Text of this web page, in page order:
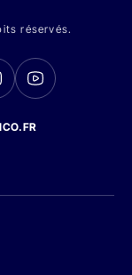
réservés.